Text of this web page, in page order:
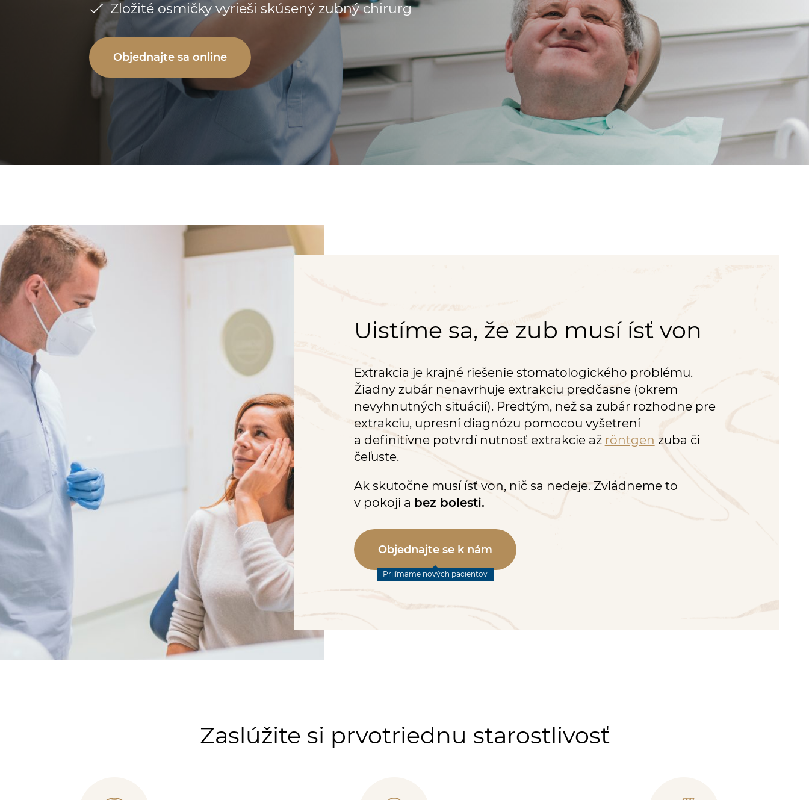
Zložité osmičky vyrieši skúsený zubný chirurg
Objednajte sa online
Uistíme sa, že zub musí ísť von
Extrakcia je krajné riešenie stomatologického problému.
Žiadny zubár nenavrhuje extrakciu predčasne (okrem
nevyhnutných situácií). Predtým, než sa zubár rozhodne pre
extrakciu, upresní diagnózu pomocou vyšetrení
a definitívne potvrdí nutnosť extrakcie až röntgen zuba či
čeľuste.
Ak skutočne musí ísť von, nič sa nedeje. Zvládneme to
v pokoji a bez bolesti.
Objednajte se k nám
Prijímame nových pacientov
Zaslúžite si prvotriednu starostlivosť